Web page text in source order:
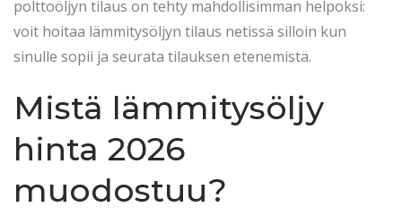
polttoöljyn tilaus on tehty mahdollisimman helpoksi:
voit hoitaa lämmitysöljyn tilaus netissä silloin kun
sinulle sopii ja seurata tilauksen etenemistä.
Mistä lämmitysöljy
hinta 2026
muodostuu?